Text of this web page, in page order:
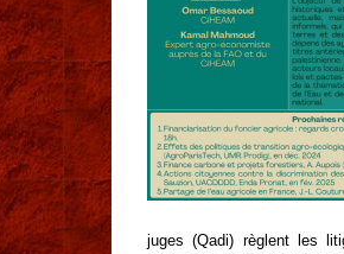
juges (Qadi) règlent les